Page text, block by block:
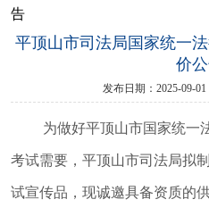
法治热点 以案释法
告
平顶山市司法局国家统一
价
发布日期：2025-09-01
为做好平顶山市国家统一
考试需要，平顶山市司法局拟
试宣传品，现诚邀具备资质的